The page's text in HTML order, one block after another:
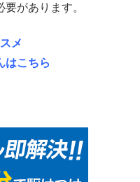
があります。
メ
はこちら